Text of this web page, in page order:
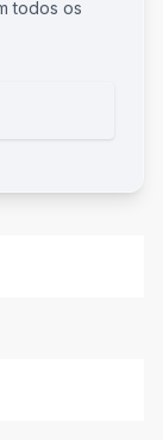
todos os